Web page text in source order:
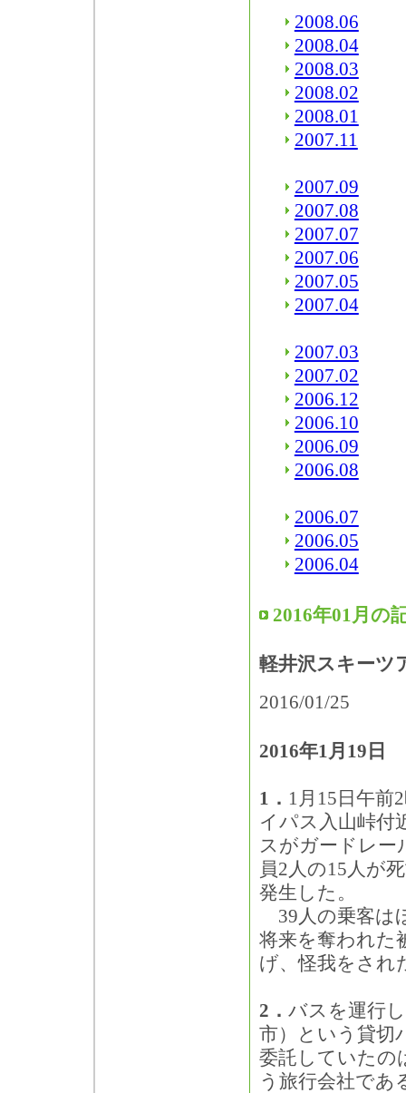
2008.06
2008.04
2008.03
2008.02
2008.01
2007.11
2007.09
2007.08
2007.07
2007.06
2007.05
2007.04
2007.03
2007.02
2006.12
2006.10
2006.09
2006.08
2006.07
2006.05
2006.04
2016年01月の
軽井沢スキーツ
2016/01/25
2016年1月19日
1． 1月15日午前
イパス入山峠付
スがガードレー
員2人の15人が
発生した。
39人の乗客は
将来を奪われた
げ、怪我をされ
2． バスを運行
市）という貸切
委託していたの
う旅行会社であ